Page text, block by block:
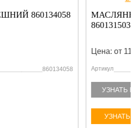
LW300FN/LW300KN
860131503